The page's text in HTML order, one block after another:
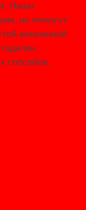
Наши
но помогут
жизненной
способов.